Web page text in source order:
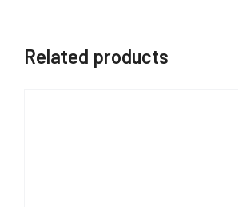
Related products